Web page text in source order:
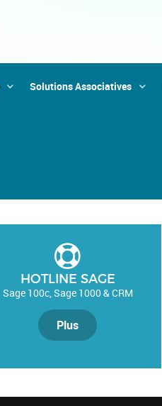
Solutions Associatives
HOTLINE SAGE
Sage 100c, Sage 1000 & CRM
Plus